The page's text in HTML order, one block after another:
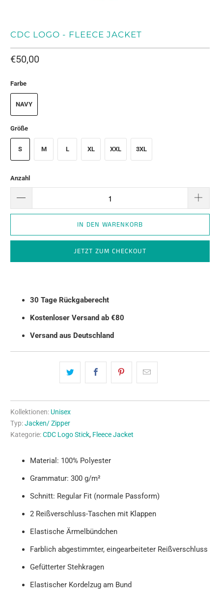
CDC LOGO - FLEECE JACKET
€50,00
Farbe
NAVY
Größe
S M L XL XXL 3XL
Anzahl
IN DEN WARENKORB
JETZT ZUM CHECKOUT
30 Tage Rückgaberecht
Kostenloser Versand ab €80
Versand aus Deutschland
Kollektionen: Unisex
Typ: Jacken/ Zipper
Kategorie: CDC Logo Stick, Fleece Jacket
Material: 100% Polyester
Grammatur: 300 g/m²
Schnitt: Regular Fit (normale Passform)
2 Reißverschluss-Taschen mit Klappen
Elastische Ärmelbündchen
Farblich abgestimmter, eingearbeiteter Reißverschluss
Gefütterter Stehkragen
Elastischer Kordelzug am Bund